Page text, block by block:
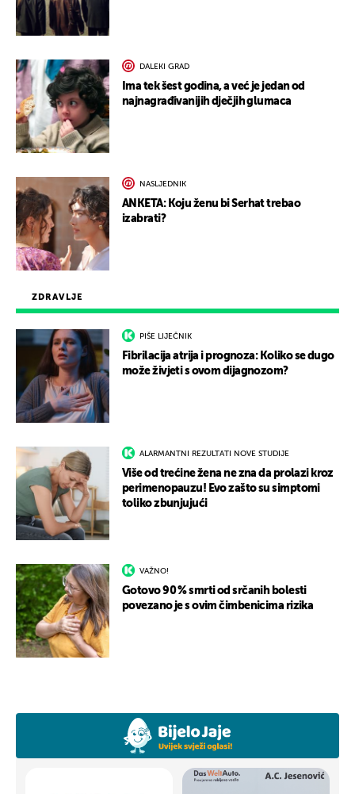
ZDRAVLJE
PIŠE LIJEČNIK
Fibrilacija atrija i prognoza: Koliko se dugo
može živjeti s ovom dijagnozom?
ALARMANTNI REZULTATI NOVE STUDIJE
Više od trećine žena ne zna da prolazi kroz
perimenopauzu! Evo zašto su simptomi
toliko zbunjujući
VAŽNO!
Gotovo 90 % smrti od srčanih bolesti
povezano je s ovim čimbenicima rizika
DALEKI GRAD
Ima tek šest godina, a već je jedan od
najnagrađivanijih dječjih glumaca
NASLJEDNIK
ANKETA: Koju ženu bi Serhat trebao
izabrati?